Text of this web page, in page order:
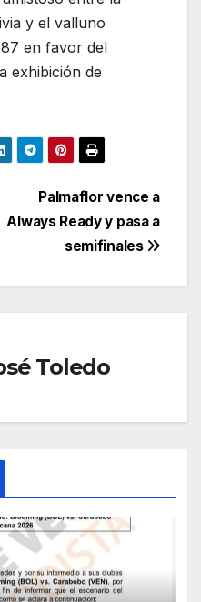
y el valluno
en favor del
exhibición de
Palmaflor vence a
Always Ready y pasa a
semifinales
Toledo